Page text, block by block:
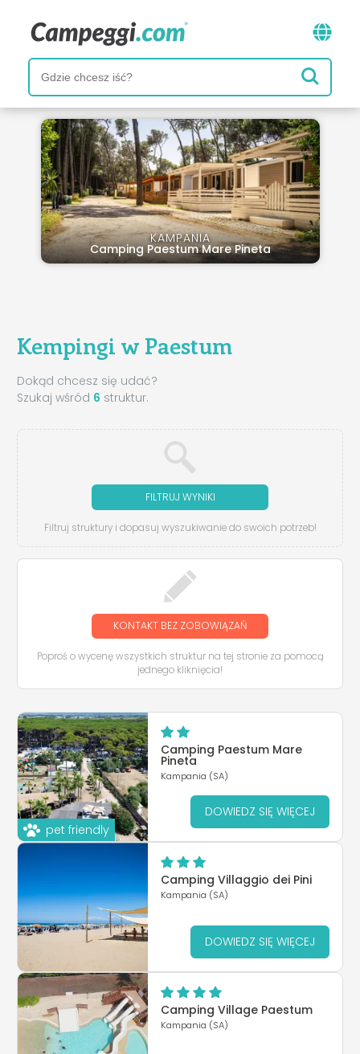
KAMPANIA
Camping Paestum Mare Pineta
Kempingi w Paestum
Dokąd chcesz się udać?
Szukaj wśród 6 struktur.
FILTRUJ WYNIKI
Filtruj struktury i dopasuj wyszukiwanie do swoich potrzeb!
KONTAKT BEZ ZOBOWIĄZAŃ
Poproś o wycenę wszystkich struktur na tej stronie za pomocą
jednego kliknięcia!
pet friendly
Camping Paestum Mare
Pineta
Kampania (SA)
DOWIEDZ SIĘ WIĘCEJ
Camping Villaggio dei Pini
Kampania (SA)
DOWIEDZ SIĘ WIĘCEJ
Camping Village Paestum
Kampania (SA)